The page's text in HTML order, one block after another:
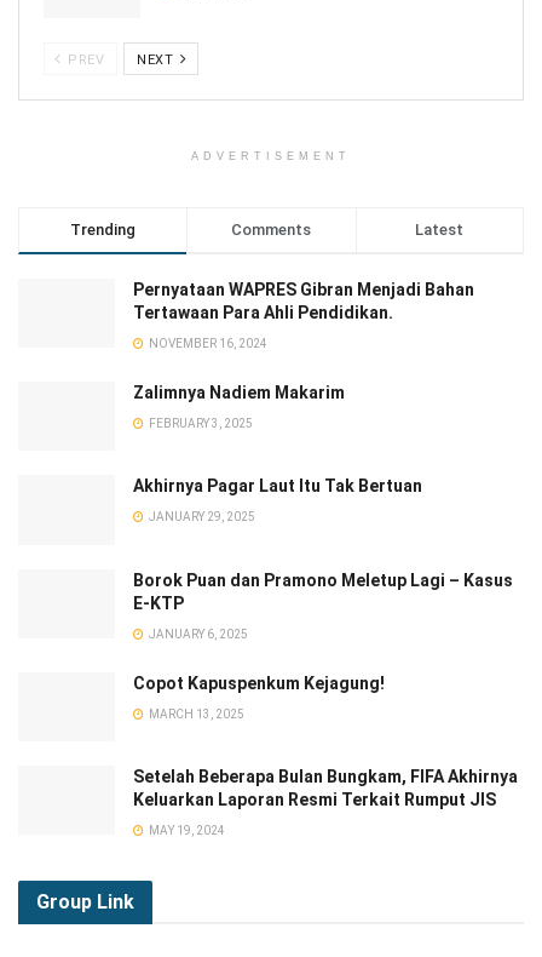
PREV NEXT
ADVERTISEMENT
Trending Comments Latest
Pernyataan WAPRES Gibran Menjadi Bahan
Tertawaan Para Ahli Pendidikan.
NOVEMBER 16, 2024
Zalimnya Nadiem Makarim
FEBRUARY 3, 2025
Akhirnya Pagar Laut Itu Tak Bertuan
JANUARY 29, 2025
Borok Puan dan Pramono Meletup Lagi – Kasus
E-KTP
JANUARY 6, 2025
Copot Kapuspenkum Kejagung!
MARCH 13, 2025
Setelah Beberapa Bulan Bungkam, FIFA Akhirnya
Keluarkan Laporan Resmi Terkait Rumput JIS
MAY 19, 2024
Group Link